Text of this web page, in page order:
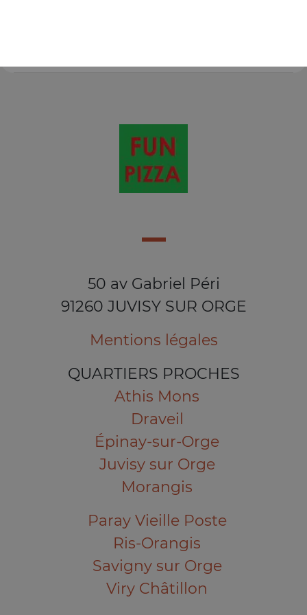
50 av Gabriel Péri
91260 JUVISY SUR ORGE
Mentions légales
QUARTIERS PROCHES
Athis Mons
Draveil
Épinay-sur-Orge
Juvisy sur Orge
Morangis
Paray Vieille Poste
Ris-Orangis
Savigny sur Orge
Viry Châtillon